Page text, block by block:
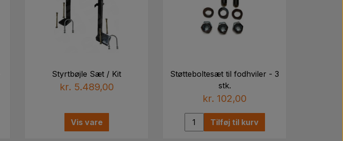
Styrtbøjle Sæt / Kit
kr. 5.489,00
Vis vare
Støtteboltesæt til fodhviler - 3
stk.
kr. 102,00
Tilføj til kurv